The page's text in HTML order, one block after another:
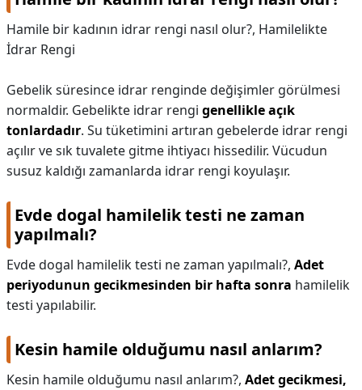
Hamile bir kadının idrar rengi nasıl olur?, Hamilelikte
İdrar Rengi
Gebelik süresince idrar renginde değişimler görülmesi
normaldir. Gebelikte idrar rengi genellikle açık
tonlardadır. Su tüketimini artıran gebelerde idrar rengi
açılır ve sık tuvalete gitme ihtiyacı hissedilir. Vücudun
susuz kaldığı zamanlarda idrar rengi koyulaşır.
Evde dogal hamilelik testi ne zaman
yapılmalı?
Evde dogal hamilelik testi ne zaman yapılmalı?, Adet
periyodunun gecikmesinden bir hafta sonra hamilelik
testi yapılabilir.
Kesin hamile olduğumu nasıl anlarım?
Kesin hamile olduğumu nasıl anlarım?, Adet gecikmesi,